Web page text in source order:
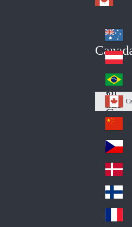
Au
str
ali
a
Au
stri
a
Br
azi
l
Ca
na
da
Ch
ina
Cz
ec
h
De
nm
ark
Fin